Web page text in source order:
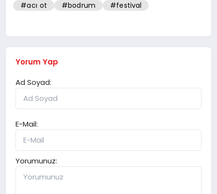
#acı ot #bodrum #festival
Yorum Yap
Ad Soyad:
E-Mail:
Yorumunuz: